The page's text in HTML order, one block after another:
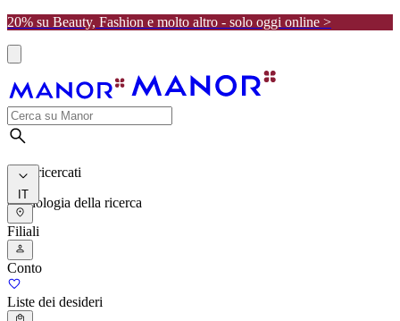
20% su Beauty, Fashion e molto altro - solo oggi online >
I più ricercati
Cronologia della ricerca
IT
Filiali
Conto
Liste dei desideri